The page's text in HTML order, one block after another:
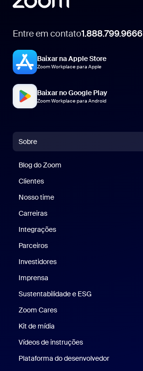
Entre em contato1.888.799.9666
Baixar na Apple Store
Zoom Workplace para Apple
Baixar no Google Play
Zoom Workplace para Android
Sobre
Blog do Zoom
Clientes
Nosso time
Carreiras
Integrações
Parceiros
Investidores
Imprensa
Sustentabilidade e ESG
Zoom Cares
Kit de mídia
Vídeos de instruções
Plataforma do desenvolvedor